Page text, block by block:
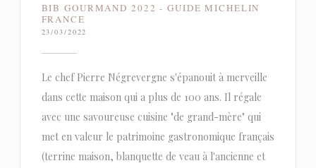
BIB GOURMAND 2022 - GUIDE MICHELIN
FRANCE
23/03/2022
Le chef Pierre Négrevergne s'épanouit à merveille
dans cette maison qui a plus de 100 ans. Il régale
avec une savoureuse cuisine "de grand-mère" qui
met en valeur le patrimoine gastronomique français
(terrine maison, blanquette de veau à l'ancienne et